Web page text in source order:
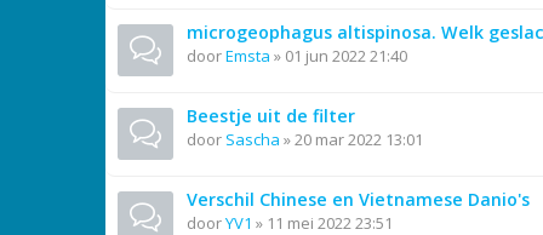
microgeophagus altispinosa. Welk
doorEmsta » 01 jun 2022 21:40
Beestje uit de filter
door Sascha »20 mar 2022 13:01
Verschil Chinese en Vietnamese Danio's
doorYV1 » 11 mei 2022 23:51